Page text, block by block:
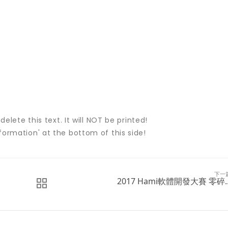
delete this text. It will NOT be printed!
at the bottom of this side!
下一
2017 Hami軟體開發大賽 零碎